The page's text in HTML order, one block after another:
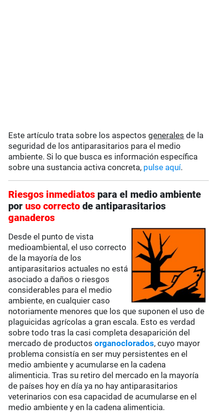
Este artículo trata sobre los aspectosgenerales de la
seguridad de los antiparasitarios para el medio
ambiente. Si lo que busca es información específica
sobre una sustancia activa concreta, pulse aquí.
Riesgos inmediatos para el medio ambiente
poruso correcto de antiparasitarios
ganaderos
Desde el punto de vista
medioambiental, el uso correcto
de la mayoría de los
antiparasitarios actuales no está
asociado a daños o riesgos
considerables para el medio
ambiente, en cualquier caso
notoriamente menores que los que suponen el uso de
plaguicidas agrícolas a gran escala. Esto es verdad
sobre todo tras la casi completa desaparición del
mercado de productos organoclorados, cuyo mayor
problema consistía en ser muy persistentes en el
medio ambiente y acumularse en la cadena
alimenticia. Tras su retiro del mercado en la mayoría
de países hoy en día ya no hay antiparasitarios
veterinarios con esa capacidad de acumularse en el
medio ambiente y en la cadena alimenticia.